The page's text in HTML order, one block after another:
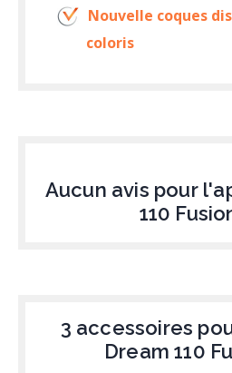
Nouvelle coques
coloris
Aucun avis pour
110
3 accessoires
Dream 110